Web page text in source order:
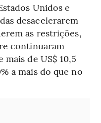
Unidos e
desacelerarem
as restrições,
continuaram
de US$ 10,5
a mais do que no